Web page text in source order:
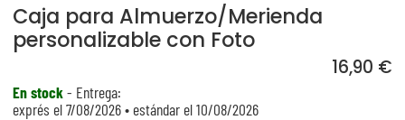
Caja para Almuerzo/Merienda
personalizable con Foto
16,90 €
En stock- Entrega:
exprés el 7/08/2026 • estándar el 10/08/2026